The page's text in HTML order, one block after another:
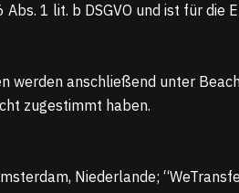
1 lit. b DSGVO und ist für die
werden anschließend unter
zugestimmt haben.
Niederlande;